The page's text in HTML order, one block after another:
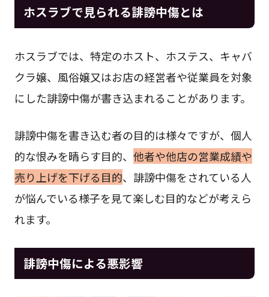
ホスラブで見られる誹謗中傷とは
ホスラブでは、特定のホスト、ホステス、キャバ
クラ嬢、風俗嬢又はお店の経営者や従業員を対象
にした誹謗中傷が書き込まれることがあります。
誹謗中傷を書き込む者の目的は様々ですが、個人
的な恨みを晴らす目的、 他者や他店の営業成績や
売り上げを下げる目的、誹謗中傷をされている人
が悩んでいる様子を見て楽しむ目的などが考えら
れます。
誹謗中傷による悪影響